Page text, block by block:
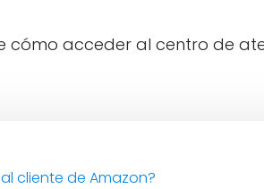
cómo acceder al centro de
cliente de Amazon?